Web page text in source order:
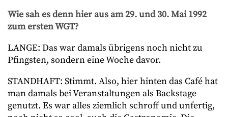
Wie sah es denn hier aus am 29. und 30. Mai 1992
zum ersten WGT?
LANGE: Das war damals übrigens noch nicht zu
Pfingsten, sondern eine Woche davor.
STANDHAFT: Stimmt. Also, hier hinten das Café hat
man damals bei Veranstaltungen als Backstage
genutzt. Es war alles ziemlich schroff und unfertig,